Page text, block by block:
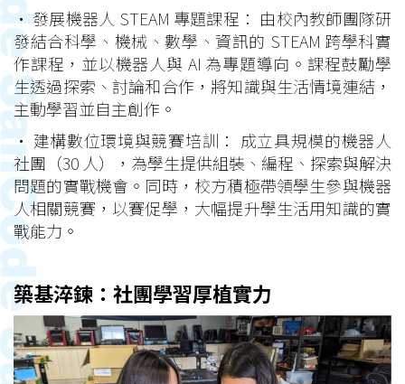
• 發展機器人 STEAM 專題課程： 由校內教師團隊研
發結合科學、機械、數學、資訊的 STEAM 跨學科實
作課程，並以機器人與 AI 為專題導向。課程鼓勵學
生透過探索、討論和合作，將知識與生活情境連結，
主動學習並自主創作。
• 建構數位環境與競賽培訓： 成立具規模的機器人
社團（30 人），為學生提供組裝、編程、探索與解決
問題的實戰機會。同時，校方積極帶領學生參與機器
人相關競賽，以賽促學，大幅提升學生活用知識的實
戰能力。
築基淬鍊：社團學習厚植實力